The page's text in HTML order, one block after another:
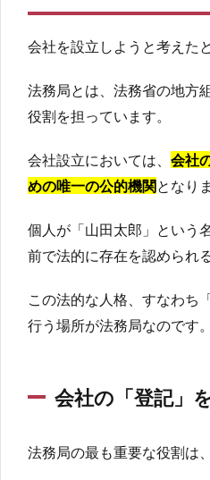
会社を設立しようと考えた
法務局とは、法務省の地方
役割を担っています。
会社設立においては、 会社
めの唯一の公的機関となり
個人が「山田太郎」という
前で法的に存在を認められ
この法的な人格、すなわち
行う場所が法務局なのです。
会社の「登記」
法務局の最も重要な役割は